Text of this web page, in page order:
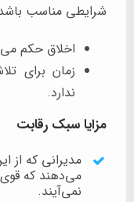
شرایطی مناسب
اخلاق حکم
زمان برای
ندارد.
مزایا سبک رقابت
مدیرانی که از
می‌دهند که
نمی‌آیند.